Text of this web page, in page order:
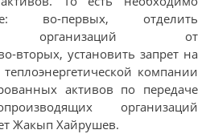
во-первых, отделить
организаций от
вторых, установить запрет на
компании
активов по передаче
организаций
Жакып Хайрушев.